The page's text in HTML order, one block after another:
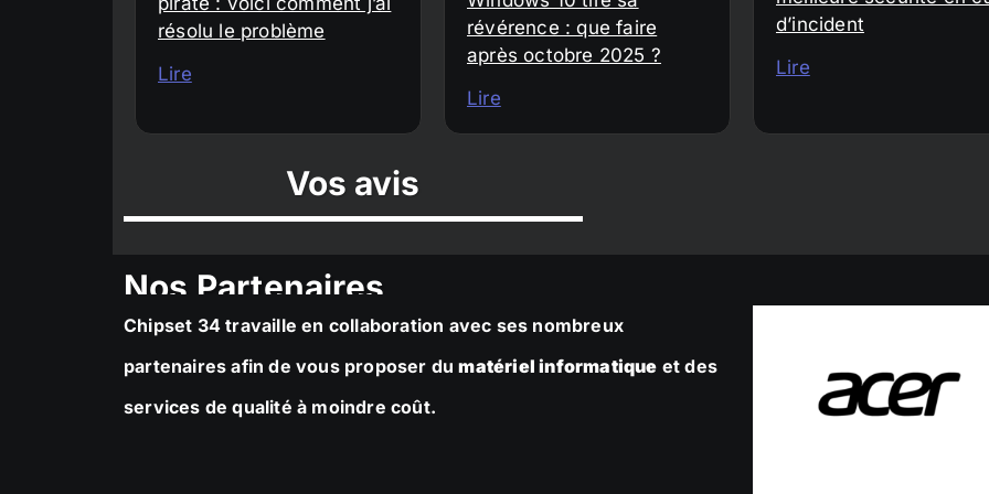
résolu le problème
Lire
révérence : que faire
après octobre 2025 ?
Lire
d’incident
Lire
Vos avis
Nos Partenaires
Chipset 34 travaille en collaboration avec ses nombreux
partenaires afin de vous proposer dumatériel informatique et des
services de qualité à moindre coût.